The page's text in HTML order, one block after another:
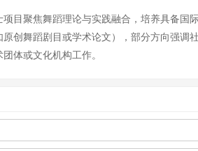
目聚焦舞蹈理论与实践融合，培养具备
创舞蹈剧目或学术论文），部分方向强
体或文化机构工作。